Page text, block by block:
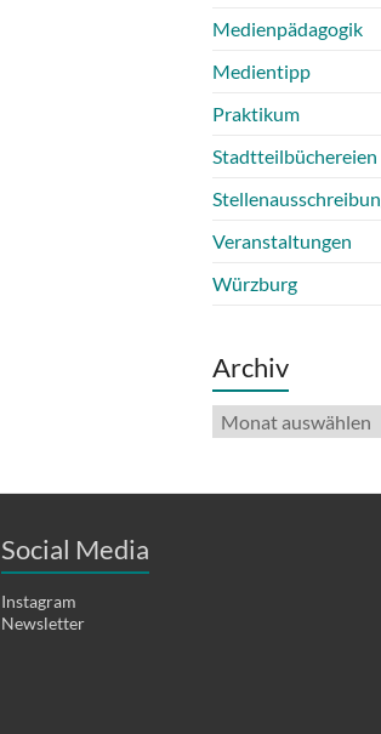
Medienpädagogik
Medientipp
Praktikum
Stadtteilbüchereien
Veranstaltungen
Würzburg
Archiv
Archiv
Social Media
Instagram
Newsletter